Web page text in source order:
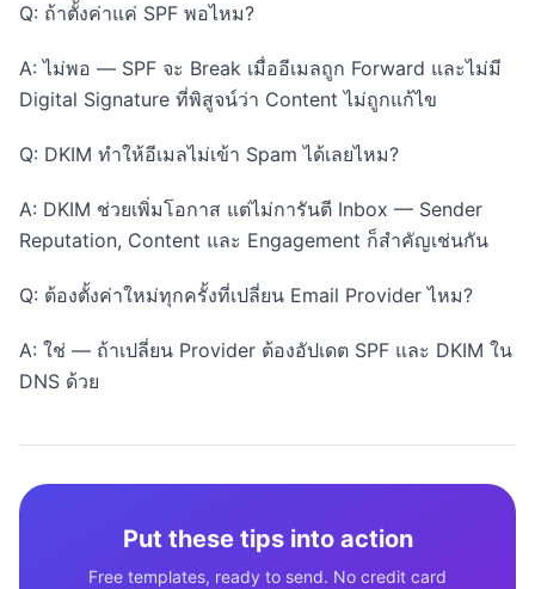
Q: ถ้าตั้งค่าแค่ SPF พอไหม?
A: ไม่พอ — SPF จะ Break เมื่ออีเมลถูก Forward และไม่มี
Digital Signature ที่พิสูจน์ว่า Content ไม่ถูกแก้ไข
Q: DKIM ทำให้อีเมลไม่เข้า Spam ได้เลยไหม?
A: DKIM ช่วยเพิ่มโอกาส แต่ไม่การันตี Inbox — Sender
Reputation, Content และ Engagement ก็สำคัญเช่นกัน
Q: ต้องตั้งค่าใหม่ทุกครั้งที่เปลี่ยน Email Provider ไหม?
A: ใช่ — ถ้าเปลี่ยน Provider ต้องอัปเดต SPF และ DKIM ใน
DNS ด้วย
Put these tips into action
Free templates, ready to send. No credit card